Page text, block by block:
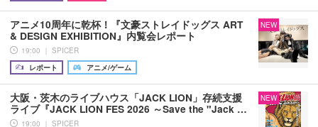
アニメ10周年に乾杯！『文豪ストレイドッグス ART
& DESIGN EXHIBITION』内覧会レポート
19:00 ｜ SPICER
レポート
アニメ/ゲーム
NEW
大阪・茨木のライブハウス「JACK LION」存続支援
ライブ『JACK LION FES 2026 ～Save the "Jack …
19:00 ｜ SPICER
NEW